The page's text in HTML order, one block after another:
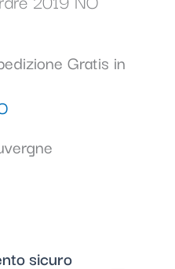
Gratis in
sicuro